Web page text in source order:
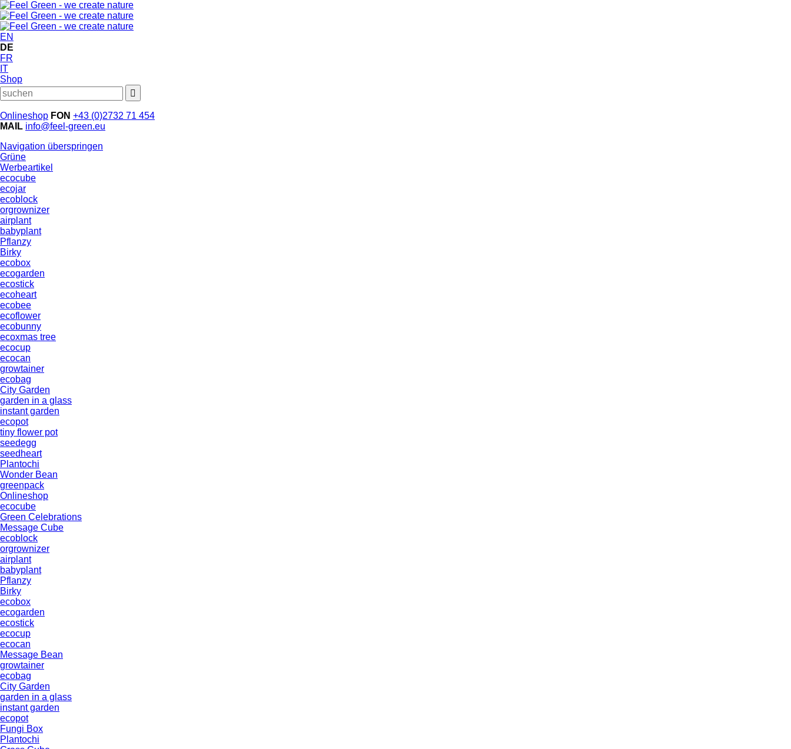
EN
DE
FR
IT
Shop
Onlineshop FON +43 (0)2732 71 454
MAIL info@feel-green.eu
Navigation überspringen
Grüne
Werbeartikel
ecocube
ecojar
ecoblock
orgrownizer
airplant
babyplant
Pflanzy
Birky
ecobox
ecogarden
ecostick
ecoheart
ecobee
ecoflower
ecobunny
ecoxmas tree
ecocup
ecocan
growtainer
ecobag
City Garden
garden in a glass
instant garden
ecopot
tiny flower pot
seedegg
seedheart
Plantochi
Wonder Bean
greenpack
Onlineshop
ecocube
Green Celebrations
Message Cube
ecoblock
orgrownizer
airplant
babyplant
Pflanzy
Birky
ecobox
ecogarden
ecostick
ecocup
ecocan
Message Bean
growtainer
ecobag
City Garden
garden in a glass
instant garden
ecopot
Fungi Box
Plantochi